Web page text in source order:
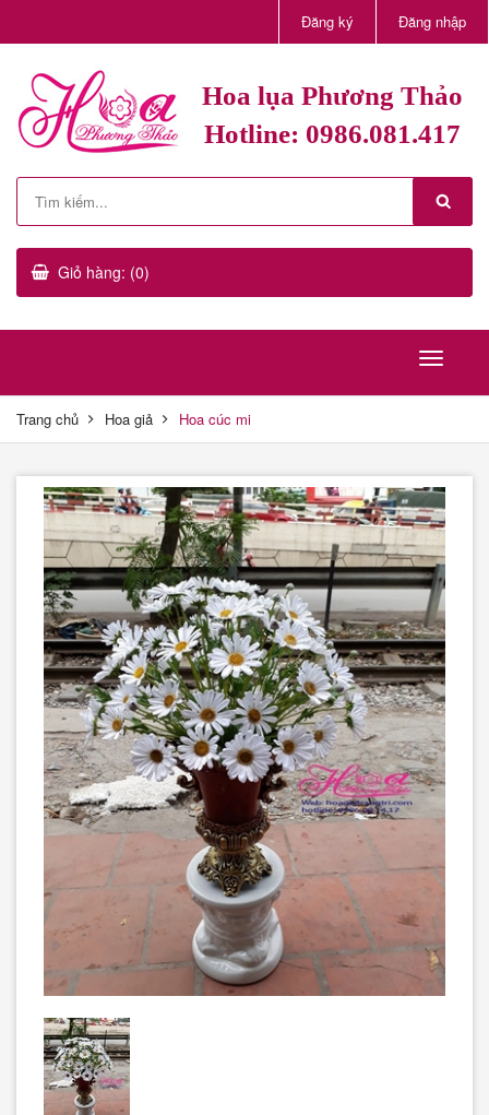
Đăng ký Đăng nhập
Hoa lụa Phương Thảo
Hotline: 0986.081.417
Giỏ hàng: (0)
Trang chủ Hoa giả Hoa cúc mi